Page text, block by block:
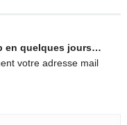
en quelques jours…
votre adresse mail